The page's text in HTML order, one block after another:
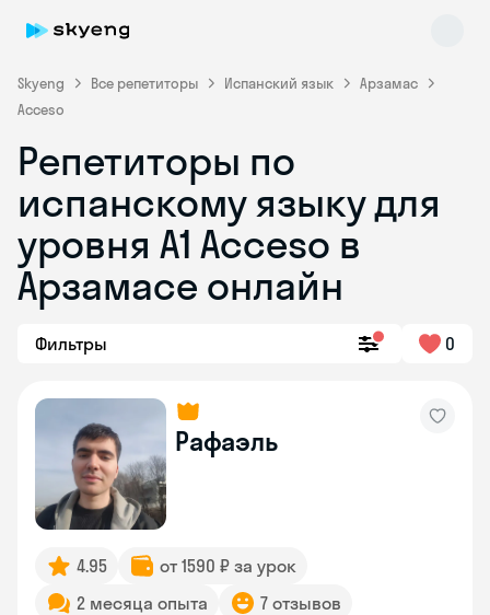
Skyeng Все репетиторы Испанский язык
Арзамас
Acceso
Репетиторы по
испанскому языку для
уровня A1 Acceso в
Арзамасе онлайн
Фильтры 0
Рафаэль
4.95
от 1590 ₽ за урок
2 месяца опыта
7 отзывов
Skyeng Chat